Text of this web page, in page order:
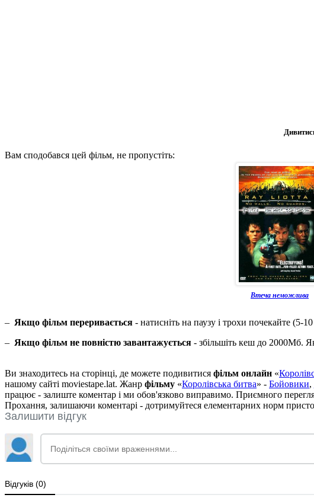
Вам сподобався цей фільм, не пропустіть:
Втеча неможлива
– Якщо фільм переривається - натисніть на паузу і трохи почекайте (5-
– Якщо фільм не повністю завантажується - збільшіть кеш до 2000Мб.
Ви знаходитесь на сторінці, де можете подивитися фільм онлайн «
нашому сайті moviestape.lat. Жанр фільму «Королівська битва» - Бойовики,
працює - залиште коментар і ми обов'язково виправимо. Приємного
Прохання, залишаючи коментарі - дотримуйтеся елементарних норм